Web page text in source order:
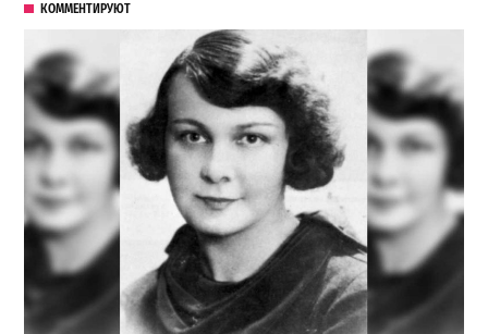
КОММЕНТИРУЮТ